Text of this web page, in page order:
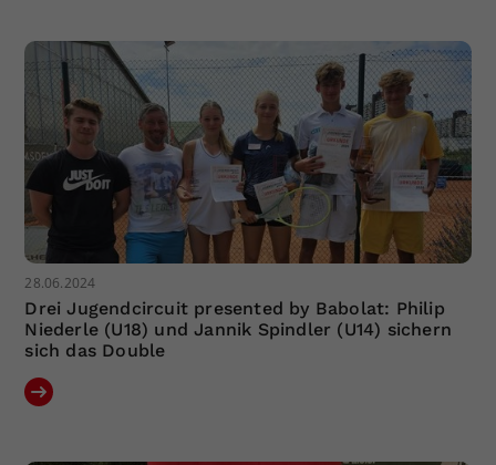
28.06.2024
Drei Jugendcircuit presented by Babolat: Philip
Niederle (U18) und Jannik Spindler (U14) sichern
sich das Double
Zweck
Einstellungen. Unter anderem eine
zufällig generierte ID, für die
historische Speicherung Ihrer
vorgenommen Einstellungen, falls der
Webseiten-Betreiber dies eingestellt
hat.